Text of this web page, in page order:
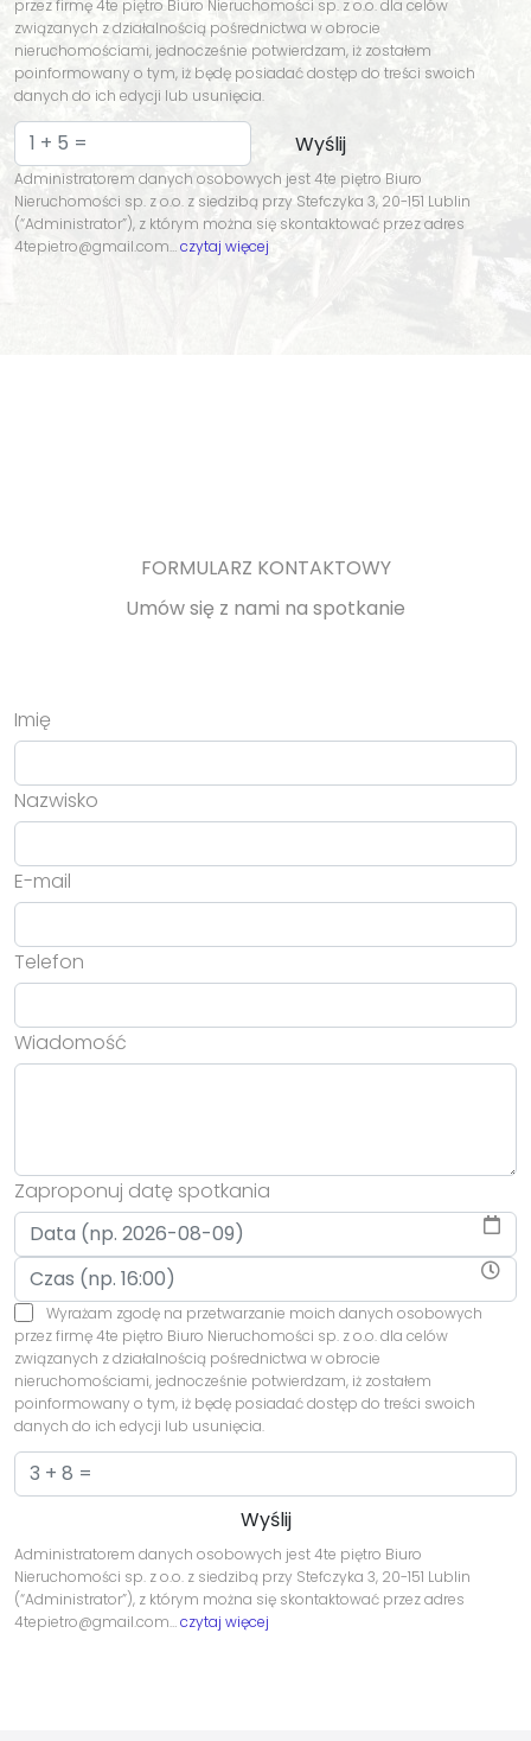
przez firmę 4te piętro Biuro Nieruchomości sp. z o.o. dla celów
związanych z działalnością pośrednictwa w obrocie
nieruchomościami, jednocześnie potwierdzam, iż zostałem
poinformowany o tym, iż będę posiadać dostęp do treści swoich
danych do ich edycji lub usunięcia.
Administratorem danych osobowych jest 4te piętro Biuro
Nieruchomości sp. z o.o. z siedzibą przy Stefczyka 3, 20-151 Lublin
(“Administrator”), z którym można się skontaktować przez adres
4tepietro@gmail.com…czytaj więcej
FORMULARZ KONTAKTOWY
Umów się z nami na spotkanie
Imię
Nazwisko
E-mail
Telefon
Wiadomość
Zaproponuj datę spotkania
Wyrażam zgodę na przetwarzanie moich danych osobowych
przez firmę 4te piętro Biuro Nieruchomości sp. z o.o. dla celów
związanych z działalnością pośrednictwa w obrocie
nieruchomościami, jednocześnie potwierdzam, iż zostałem
poinformowany o tym, iż będę posiadać dostęp do treści swoich
danych do ich edycji lub usunięcia.
Administratorem danych osobowych jest 4te piętro Biuro
Nieruchomości sp. z o.o. z siedzibą przy Stefczyka 3, 20-151 Lublin
(“Administrator”), z którym można się skontaktować przez adres
4tepietro@gmail.com…czytaj więcej